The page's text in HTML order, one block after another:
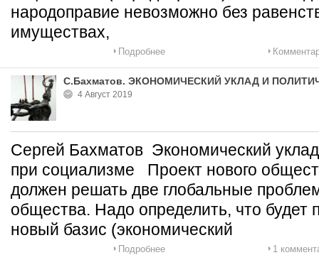
народоправие невозможно без
имуществах,
Подробнее
С.Бахматов. ЭКОНОМИЧЕСКИЙ УКЛАД И
4 Август 2019
Сергей Бахматов Экономический
при социализме Проект нового
должен решать две глобальные
общества. Надо определить, что будет
новый базис (экономический
Подробнее 1